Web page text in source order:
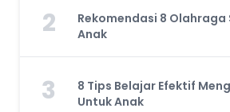
2
Rekomendasi 8 Olahraga
Anak
3
8 Tips Belajar Efektif
Untuk Anak